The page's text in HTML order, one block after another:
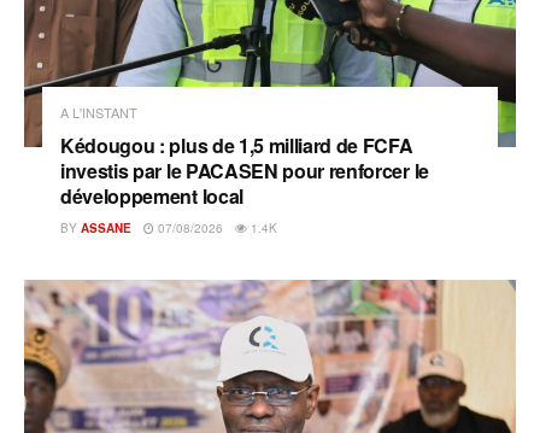
A L'INSTANT
Kédougou : plus de 1,5 milliard de FCFA
investis par le PACASEN pour renforcer le
développement local
BY ASSANE 07/08/2026 1.4K